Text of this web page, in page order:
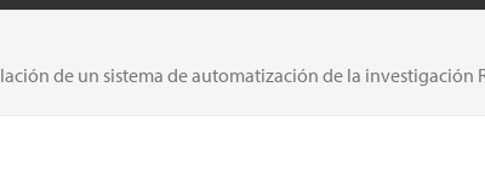
de un sistema de automatización de la investigación